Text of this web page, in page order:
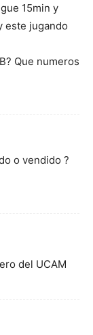
15min y
este jugando
Que numeros
o vendido ?
del UCAM